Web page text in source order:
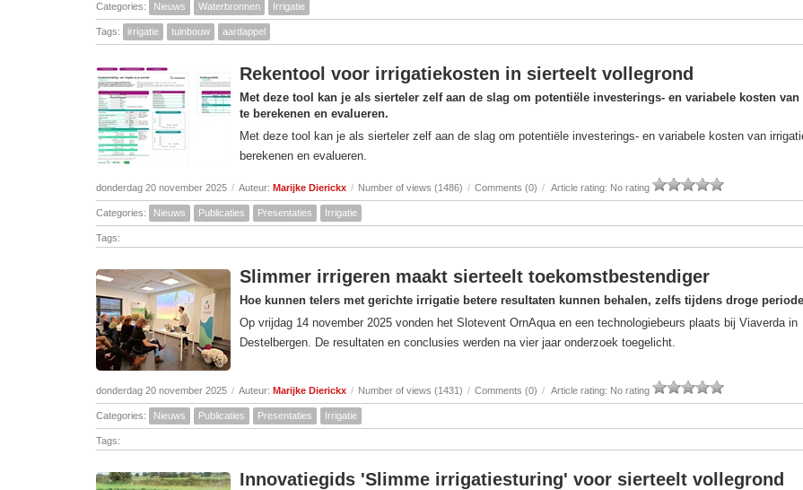
Categories: Nieuws Waterbronnen Irrigatie
Tags: irrigatie tuinbouw aardappel
Rekentool voor irrigatiekosten in sierteelt vollegrond
Met deze tool kan je als sierteler zelf aan de slag om potentiële investerings- en variabele kosten
te berekenen en evalueren.
Met deze tool kan je als sierteler zelf aan de slag om potentiële investerings- en variabele kosten van
berekenen en evalueren.
donderdag 20 november 2025 / Auteur: Marijke Dierickx / Number of views (1486) / Comments (0) / Article rating: No rating
Categories: Nieuws Publicaties Presentaties Irrigatie
Tags:
Slimmer irrigeren maakt sierteelt toekomstbestendiger
Hoe kunnen telers met gerichte irrigatie betere resultaten kunnen behalen, zelfs tijdens droge
Op vrijdag 14 november 2025 vonden het Slotevent OrnAqua en een technologiebeurs plaats bij Viaverda in
Destelbergen. De resultaten en conclusies werden na vier jaar onderzoek toegelicht.
donderdag 20 november 2025 / Auteur: Marijke Dierickx / Number of views (1431) / Comments (0) / Article rating: No rating
Categories: Nieuws Publicaties Presentaties Irrigatie
Tags:
Innovatiegids 'Slimme irrigatiesturing' voor sierteelt vollegrond